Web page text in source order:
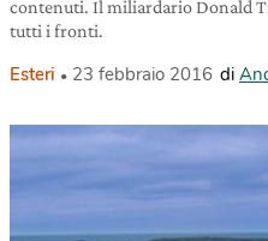
contenuti. Il miliardario Donald
tutti i fronti.
Esteri 23 febbraio 2016 di